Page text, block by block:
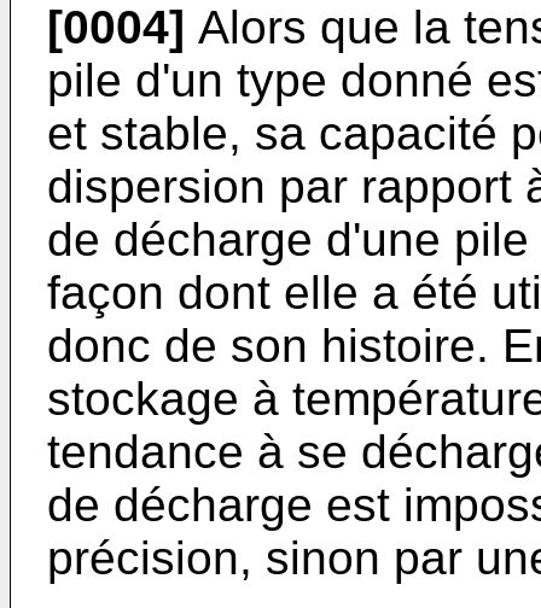
[0004] Alors que la
pile d'un type donné
et stable, sa capacité
dispersion par rapport
de décharge d'une
façon dont elle a été
donc de son histoire.
stockage à
tendance à se
de décharge est
précision, sinon par